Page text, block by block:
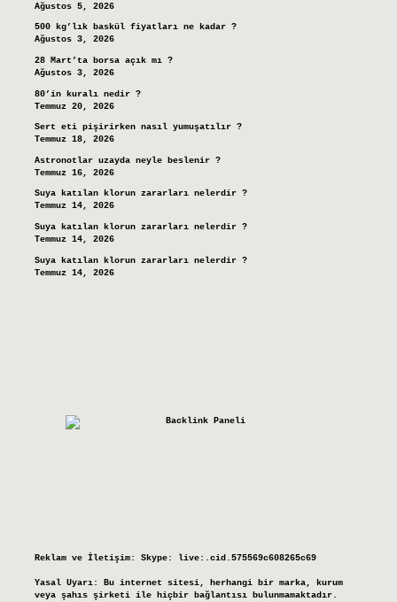
Ağustos 5, 2026
500 kg’lık baskül fiyatları ne kadar ?
Ağustos 3, 2026
28 Mart’ta borsa açık mı ?
Ağustos 3, 2026
80’in kuralı nedir ?
Temmuz 20, 2026
Sert eti pişirirken nasıl yumuşatılır ?
Temmuz 18, 2026
Astronotlar uzayda neyle beslenir ?
Temmuz 16, 2026
Suya katılan klorun zararları nelerdir ?
Temmuz 14, 2026
Suya katılan klorun zararları nelerdir ?
Temmuz 14, 2026
Suya katılan klorun zararları nelerdir ?
Temmuz 14, 2026
Reklam ve İletişim: Skype: live:.cid.575569c608265c69
Yasal Uyarı:
Bu internet sitesi, herhangi bir marka, kurum
veya şahıs şirketi ile hiçbir bağlantısı bulunmamaktadır.